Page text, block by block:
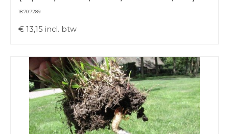
18.70.7289
€ 13,15 incl. btw